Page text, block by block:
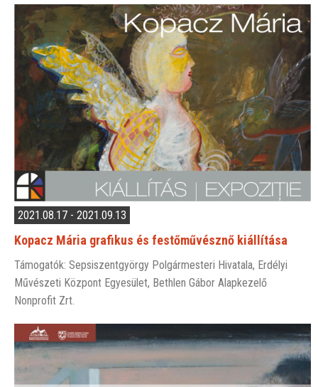
2021.08.17 - 2021.09.13
Kopacz Mária grafikus és festőművésznő kiállítása
Támogatók: Sepsiszentgyörgy Polgármesteri Hivatala, Erdélyi
Művészeti Központ Egyesület, Bethlen Gábor Alapkezelő
Nonprofit Zrt.